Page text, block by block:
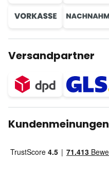
Versandpartner
Kundenmeinungen